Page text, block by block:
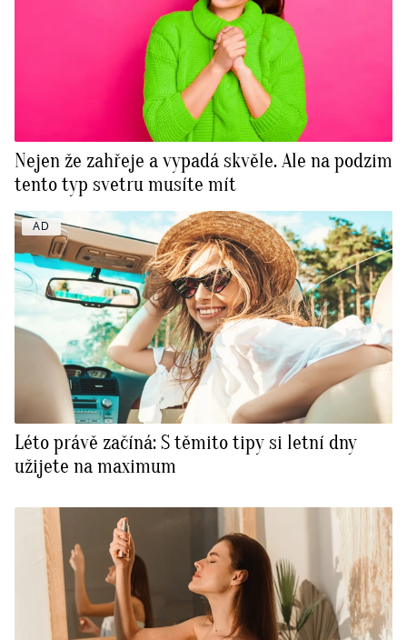
Nejen že zahřeje a vypadá skvěle. Ale na podzim
tento typ svetru musíte mít
AD
Léto právě začíná: S těmito tipy si letní dny
užijete na maximum